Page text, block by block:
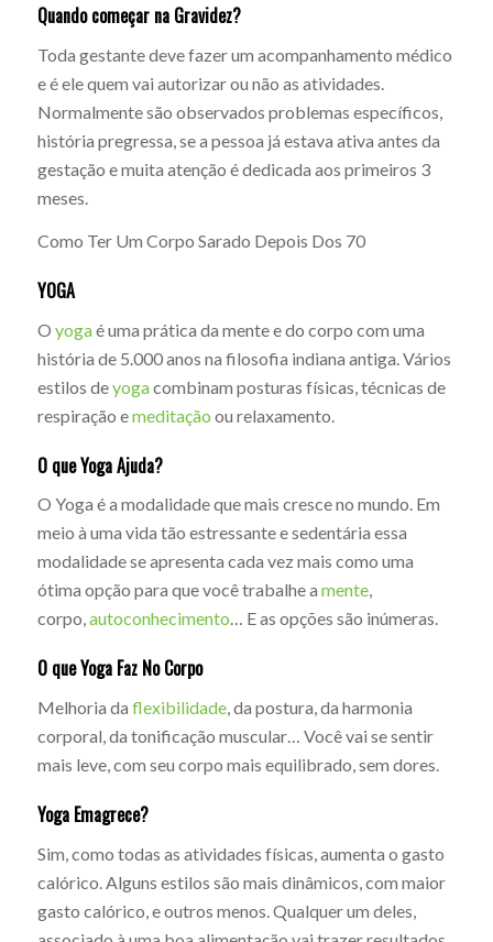
Quando começar na Gravidez?
Toda gestante deve fazer um acompanhamento médico
e é ele quem vai autorizar ou não as atividades.
Normalmente são observados problemas específicos,
história pregressa, se a pessoa já estava ativa antes da
gestação e muita atenção é dedicada aos primeiros 3
meses.
Como Ter Um Corpo Sarado Depois Dos 70
YOGA
O yogaé uma prática da mente e do corpo com uma
história de 5.000 anos na filosofia indiana antiga. Vários
estilos deyogacombinam posturas físicas, técnicas de
respiração emeditação ou relaxamento.
O que Yoga Ajuda?
O Yoga é a modalidade que mais cresce no mundo. Em
meio à uma vida tão estressante e sedentária essa
modalidade se apresenta cada vez mais como uma
ótima opção para que você trabalhe a mente,
corpo,autoconhecimento… E as opções são inúmeras.
O que Yoga Faz No Corpo
Melhoria da flexibilidade, da postura, da harmonia
corporal, da tonificação muscular… Você vai se sentir
mais leve, com seu corpo mais equilibrado, sem dores.
Yoga Emagrece?
Sim, como todas as atividades físicas, aumenta o gasto
calórico. Alguns estilos são mais dinâmicos, com maior
gasto calórico, e outros menos. Qualquer um deles,